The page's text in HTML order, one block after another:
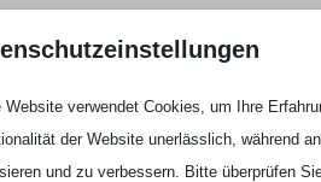
Unser Ziel war es, uns eine
finden.
Website verwendet Cookies, um Ihre
der Website unerlässlich, während
und zu verbessern. Bitte überprüfen